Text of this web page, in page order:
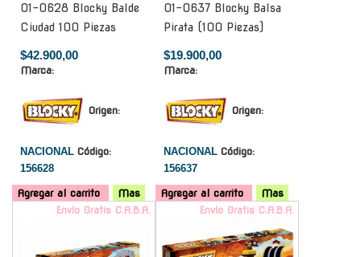
01-0628 Blocky Balde
Ciudad 100 Piezas
$42.900,00
Marca:
Origen:
NACIONAL Código:
156628
Agregar al carrito Mas
01-0637 Blocky Balsa
Pirata (100 Piezas)
$19.900,00
Marca:
Origen:
NACIONAL Código:
156637
Agregar al carrito
Mas
Envío Gratis C.A.B.A.
Envío Gratis C.A.B.A.